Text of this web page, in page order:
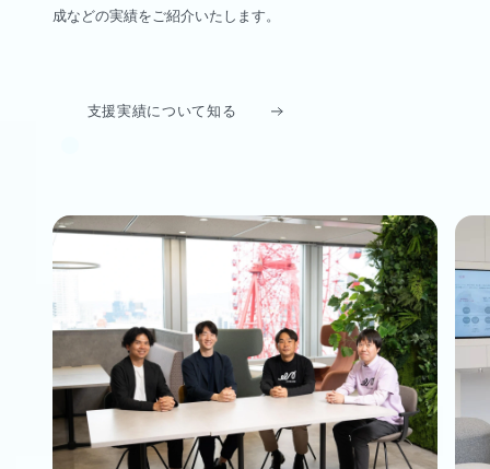
成などの実績をご紹介いたします。
支援実績について知る